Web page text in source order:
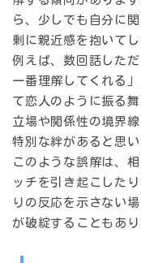
ら、少しでも自分に
剰に親近感を抱いて
例えば、数回話した
一番理解してくれる
て恋人のように振る
立場や関係性の境界
特別な絆があると思
このような誤解は、
ッチを引き起こした
りの反応を示さない
が破綻することもあり